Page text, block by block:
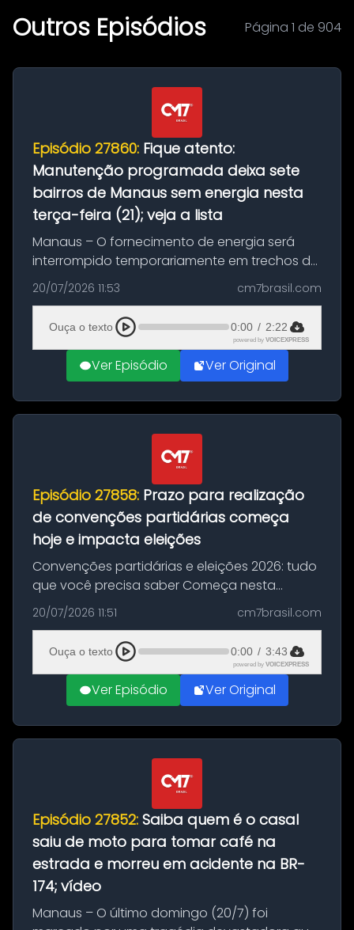
Outros Episódios Página 1 de 904
Episódio 27860: Fique atento:
Manutenção programada deixa sete
bairros de Manaus sem energia nesta
terça-feira (21); veja a lista
Manaus – O fornecimento de energia será
interrompido temporariamente em trechos de
sete bairros de Manaus nesta terça-feira (21).
A suspensão programada ocorrerá para a
execução de serviços de manuten...
20/07/2026 11:53 cm7brasil.com
Ouça o texto 0:00 / 2:22
powered by VOICEXPRESS
Ver Episódio Ver Original
Episódio 27858: Prazo para realização
de convenções partidárias começa
hoje e impacta eleições
Convenções partidárias e eleições 2026: tudo
que você precisa saber Começa nesta
segunda-feira e vai até 5 de agosto o prazo
para que partidos políticos e federações
partidárias realizem suas convençõ...
20/07/2026 11:51 cm7brasil.com
Ouça o texto 0:00 / 3:43
powered by VOICEXPRESS
Ver Episódio Ver Original
Episódio 27852: Saiba quem é o casal
saiu de moto para tomar café na
estrada e morreu em acidente na BR-
174; vídeo
Manaus – O último domingo (20/7) foi